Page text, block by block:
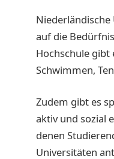
auf die
Hochschule gibt
Schwimmen,
Zudem gibt es
aktiv und sozial
denen
Universitäten